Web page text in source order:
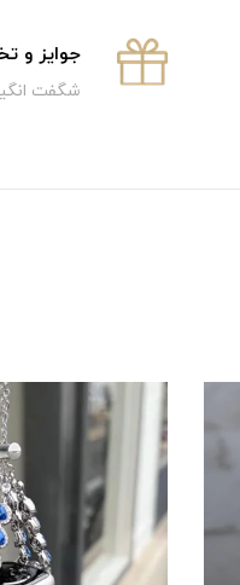
جوایز و
شگفت